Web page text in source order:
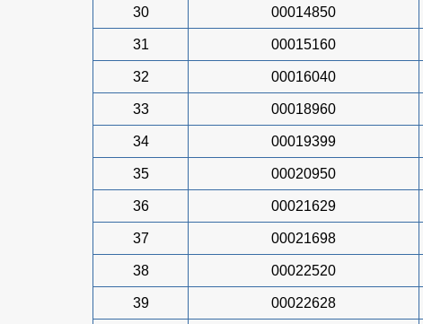
30 00014850
31 00015160
32 00016040
33 00018960
34 00019399
35 00020950
36 00021629
37 00021698
38 00022520
39 00022628